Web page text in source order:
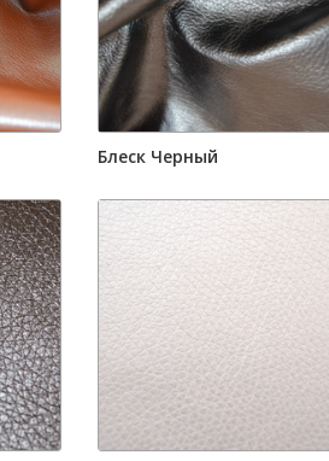
Блеск Черный